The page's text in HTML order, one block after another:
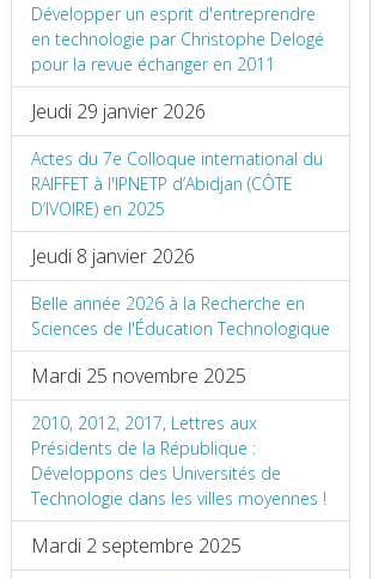
Développer un esprit d'entreprendre
en technologie par Christophe Delogé
pour la revue échanger en 2011
Jeudi 29 janvier 2026
Actes du 7e Colloque international du
RAIFFET à l'IPNETP d’Abidjan (CÔTE
D’IVOIRE) en 2025
Jeudi 8 janvier 2026
Belle année 2026 à la Recherche en
Sciences de l'Éducation Technologique
Mardi 25 novembre 2025
2010, 2012, 2017, Lettres aux
Présidents de la République :
Développons des Universités de
Technologie dans les villes moyennes !
Mardi 2 septembre 2025